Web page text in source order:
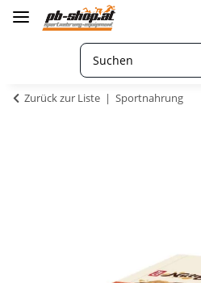
Zurück zur Liste Sportnahrung